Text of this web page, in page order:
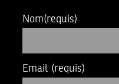
Nom(requis)
Email (requis)